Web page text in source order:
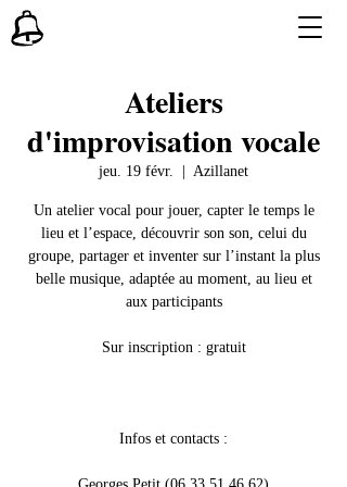
Ateliers
d'improvisation vocale
jeu. 19 févr. Azillanet
Un atelier vocal pour jouer, capter le temps le
lieu et l’espace, découvrir son son, celui du
groupe, partager et inventer sur l’instant la plus
belle musique, adaptée au moment, au lieu et
aux participants
Sur inscription : gratuit
Infos et contacts :